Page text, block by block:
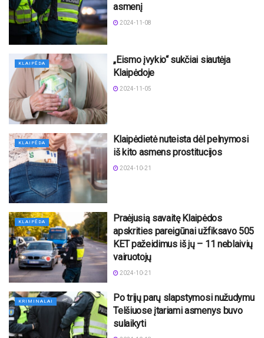
asmenį
2024-11-08
KLAIPĖDA
„Eismo įvykio“ sukčiai siautėja
Klaipėdoje
2024-11-05
KLAIPĖDA
Klaipėdietė nuteista dėl pelnymosi
iš kito asmens prostitucijos
2024-10-21
KLAIPĖDA
Praėjusią savaitę Klaipėdos
apskrities pareigūnai užfiksavo 505
KET pažeidimus iš jų – 11 neblaivių
vairuotojų
2024-10-21
KRIMINALAI
Po trijų parų slapstymosi nužudymu
Telšiuose įtariami asmenys buvo
sulaikyti